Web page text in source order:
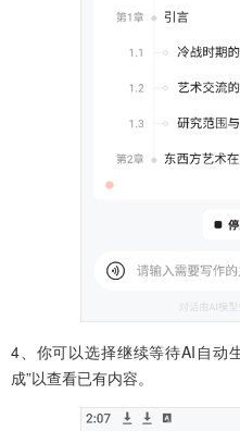
4、你可以选择继续等待AI自动
成”以查看已有内容。